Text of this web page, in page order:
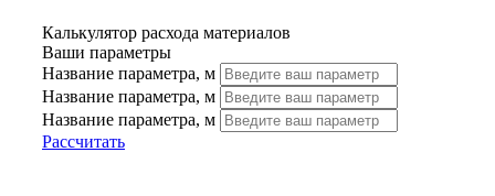
Калькулятор расхода материалов
Ваши параметры
Название параметра, м
Название параметра, м
Название параметра, м
Рассчитать